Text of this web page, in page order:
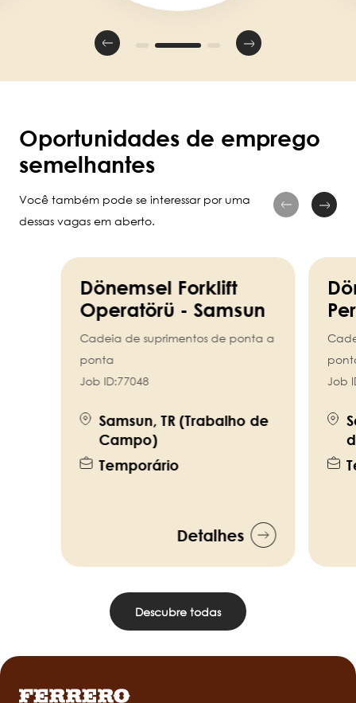
Oportunidades de emprego
semelhantes
Você também pode se interessar por uma
dessas vagas em aberto.
Dönemsel Forklift
Operatörü - Samsun
Cadeia de suprimentos de ponta a
ponta
Job ID:77048
Samsun, TR (Trabalho de
Campo)
Temporário
Detalhes
Job
Descubre todas